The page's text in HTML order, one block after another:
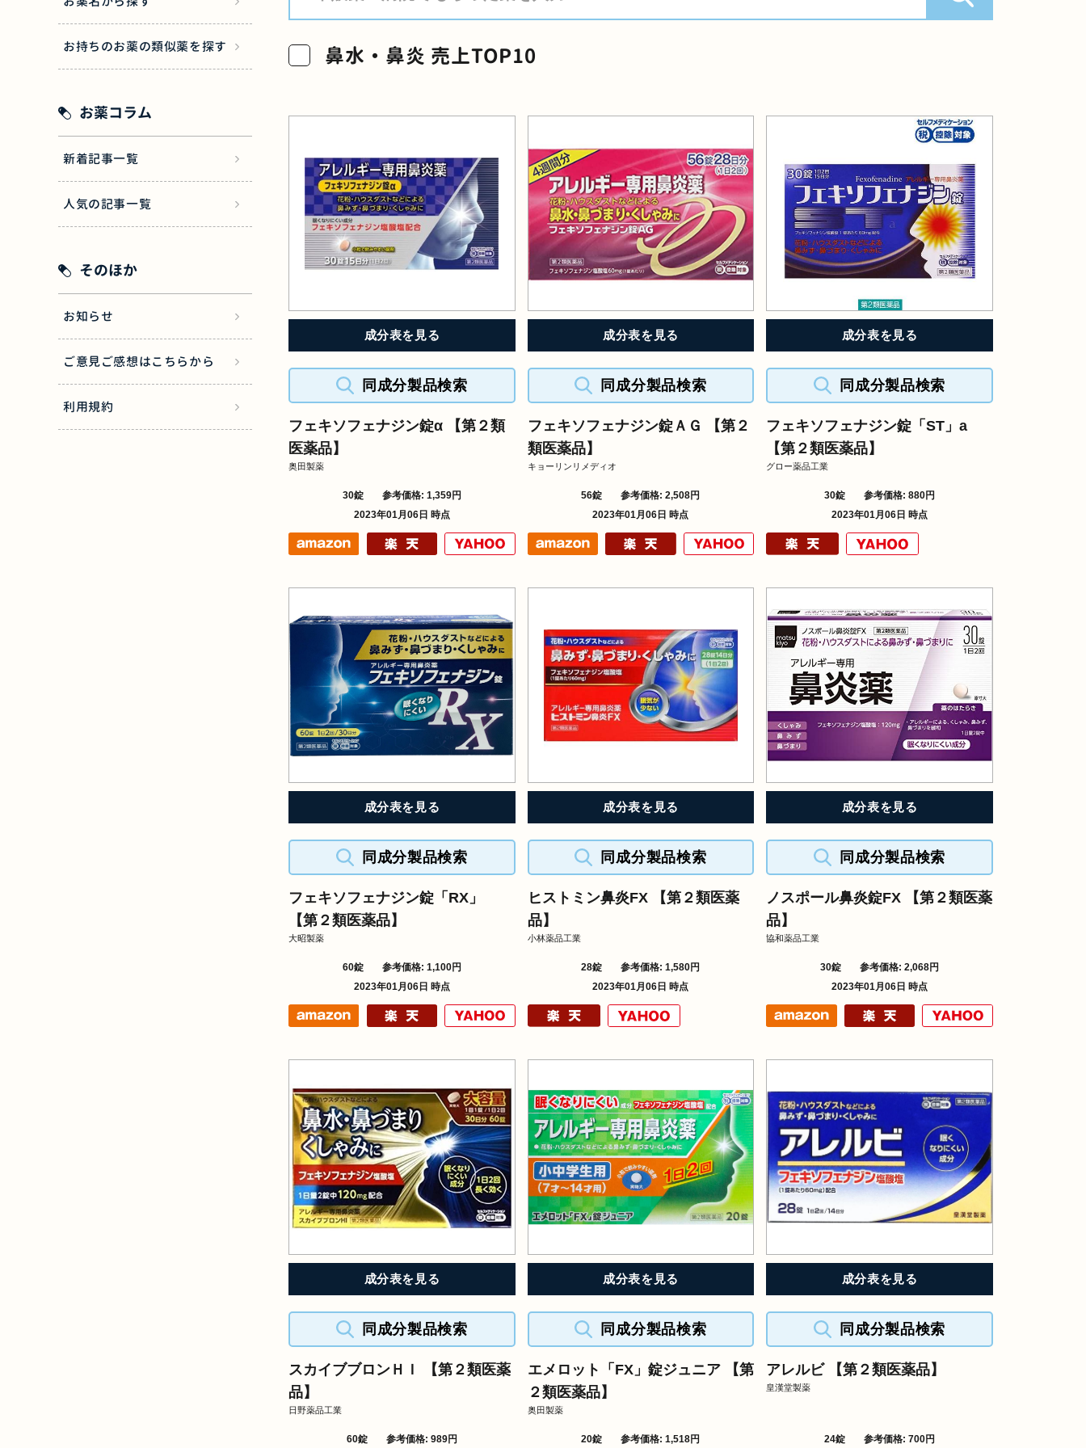
お持ちのお薬の類似薬を探す
お薬コラム
新着記事一覧
人気の記事一覧
そのほか
お知らせ
ご意見ご感想はこちらから
利用規約
鼻水・鼻炎 売上TOP10
成分表を見る
同成分製品検索
フェキソフェナジン錠α 【第２類
医薬品】
奥田製薬
30錠
参考価格: 1,359円
2023年01月06日 時点
成分表を見る
同成分製品検索
フェキソフェナジン錠ＡＧ 【第２
類医薬品】
キョーリンリメディオ
56錠
参考価格: 2,508円
2023年01月06日 時点
成分表を見る
同成分製品検索
フェキソフェナジン錠「ST」a
【第２類医薬品】
グロー薬品工業
30錠
参考価格: 880円
2023年01月06日 時点
成分表を見る
同成分製品検索
フェキソフェナジン錠「RX」
【第２類医薬品】
大昭製薬
60錠
参考価格: 1,100円
2023年01月06日 時点
成分表を見る
同成分製品検索
ヒストミン鼻炎FX 【第２類医薬
品】
小林薬品工業
28錠
参考価格: 1,580円
2023年01月06日 時点
成分表を見る
同成分製品検索
ノスポール鼻炎錠FX 【第２類医薬
品】
協和薬品工業
30錠
参考価格: 2,068円
2023年01月06日 時点
成分表を見る
同成分製品検索
スカイブブロンＨＩ 【第２類医薬
品】
日野薬品工業
60錠 参考価格: 989円
成分表を見る
同成分製品検索
エメロット「FX」錠ジュニア 【第
２類医薬品】
奥田製薬
20錠 参考価格: 1,518円
成分表を見る
同成分製品検索
アレルビ 【第２類医薬品】
皇漢堂製薬
24錠 参考価格: 700円